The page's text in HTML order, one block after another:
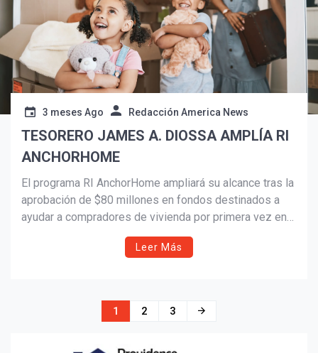
3 meses Ago Redacción America News
TESORERO JAMES A. DIOSSA AMPLÍA RI
ANCHORHOME
El programa RI AnchorHome ampliará su alcance tras la
aprobación de $80 millones en fondos destinados a
ayudar a compradores de vivienda por primera vez en
Rhode Island. Liderado por el Tesorero James A.
Diossa, la iniciativa ya ha permitido que cerca de 60
estabilidad financiera y la riqueza generacional.
Leer Más
1 2 3